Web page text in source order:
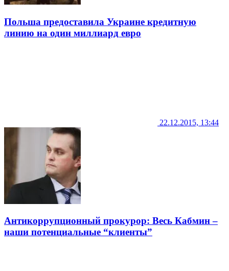
Польша предоставила Украине кредитную
линию на один миллиард евро
22.12.2015, 13:44
Антикоррупционный прокурор: Весь Кабмин –
наши потенциальные “клиенты”